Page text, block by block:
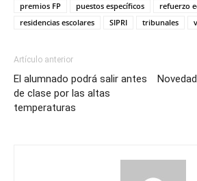
premios FP
puestos específicos
refuerzo
residencias escolares
SIPRI tribunales
Artículo anterior
El alumnado podrá salir antes
de clase por las altas
temperaturas